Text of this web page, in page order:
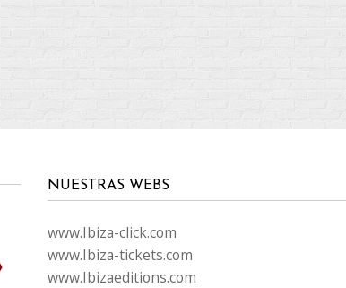
NUESTRAS WEBS
www.Ibiza-click.com
www.Ibiza-tickets.com
www.Ibizaeditions.com